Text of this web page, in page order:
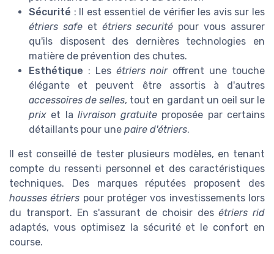
Sécurité : Il est essentiel de vérifier les avis sur les
étriers safeet étriers securité pour vous assurer
qu'ils disposent des dernières technologies en
matière de prévention des chutes.
Esthétique : Les étriers noiroffrent une touche
élégante et peuvent être assortis à d'autres
accessoires de selles, tout en gardant un oeil sur le
prix et la livraison gratuite proposée par certains
détaillants pour une paire d'étriers.
Il est conseillé de tester plusieurs modèles, en tenant
compte du ressenti personnel et des caractéristiques
techniques. Des marques réputées proposent des
housses étriers pour protéger vos investissements lors
du transport. En s'assurant de choisir desétriers rid
adaptés, vous optimisez la sécurité et le confort en
course.